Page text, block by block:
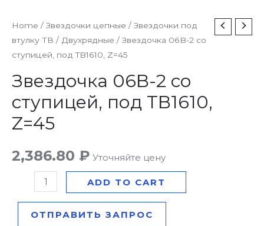
Home / Звездочки цепные / Звездочки под
втулку ТВ / Двухрядные / Звездочка 06B-2 со
ступицей, под TB1610, Z=45
Звездочка 06B-2 со
ступицей, под TB1610,
Z=45
2,386.80 ₽ Уточняйте цену
Звездочка
06B-
2
со
ступицей,
под
TB1610,
quantity
ADD TO CART
ОТПРАВИТЬ ЗАПРОС